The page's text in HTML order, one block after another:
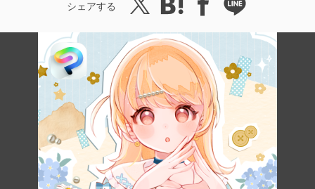
シェアする